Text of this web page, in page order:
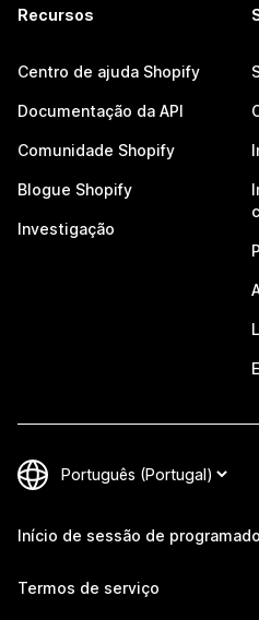
Recursos
Centro de ajuda Shopify
Documentação da API
Comunidade Shopify
Blogue Shopify
Investigação
Início de sessão de
Termos de serviço